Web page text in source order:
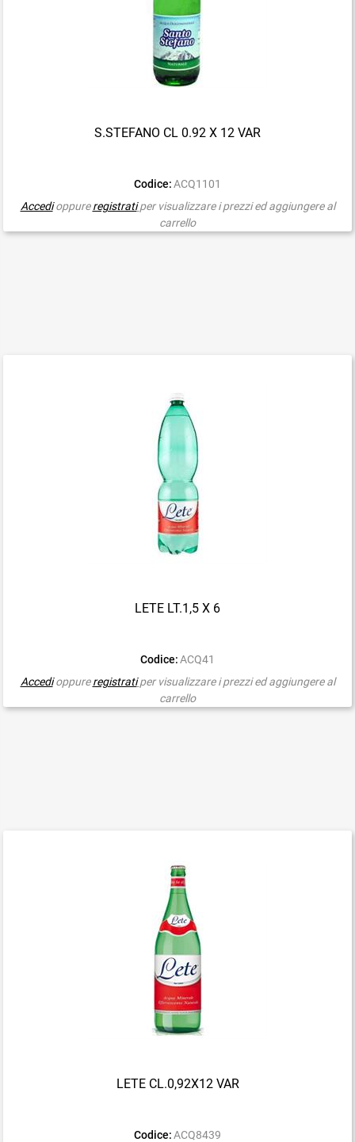
S.STEFANO CL 0.92 X 12 VAR
Codice: ACQ1101
Accedioppureregistrati per visualizzare i prezzi ed aggiungere al
carrello
LETE LT.1,5 X 6
Codice: ACQ41
Accedioppureregistrati per visualizzare i prezzi ed aggiungere al
carrello
LETE CL.0,92X12 VAR
Codice: ACQ8439